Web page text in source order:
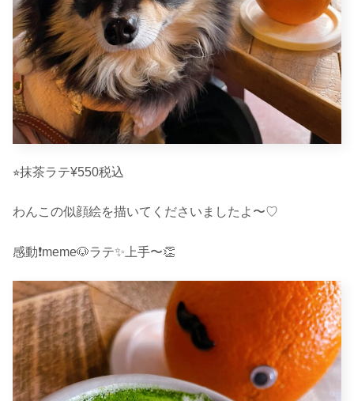
⭐︎抹茶ラテ¥550税込
わんこの似顔絵を描いてくださいましたよ〜♡
感動❗️meme🐶ラテ✨上手〜👏